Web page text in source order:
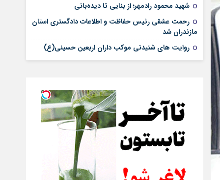
شهید محمود رادمهر؛ از بنایی تا دیده‌بانی
رحمت عشقی رئیس حفاظت و اطلاعات دادگستری استان
مازندران شد
روایت های شنیدنی موکب داران اربعین حسینی(ع)